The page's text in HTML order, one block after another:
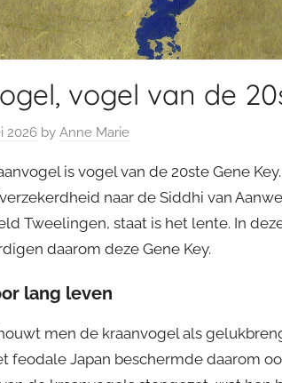
vogel van de
2026 by Anne Marie
is vogel van de 20ste Gene
naar de Siddhi van
Tweelingen, staat is het lente. In
daarom deze Gene Key.
lang leven
men de kraanvogel als
feodale Japan beschermde daarom